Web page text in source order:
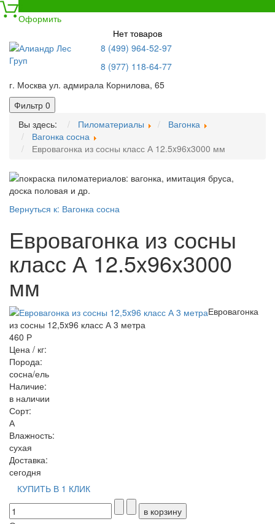
Оформить
Нет товаров
8 (499) 964-52-97
8 (977) 118-64-77
г. Москва ул. адмирала Корнилова, 65
Фильтр 0
Вы здесь:
Пиломатериалы
Вагонка
Вагонка сосна
Евровагонка из сосны класс А 12.5x96x3000 мм
Вернуться к: Вагонка сосна
Евровагонка из сосны
класс А 12.5x96x3000
мм
Евровагонка
из сосны 12,5x96 класс А 3 метра
460 Р
Цена / кг:
Порода:
сосна/ель
Наличие:
в наличии
Сорт:
А
Влажность:
сухая
Доставка:
сегодня
КУПИТЬ В 1 КЛИК